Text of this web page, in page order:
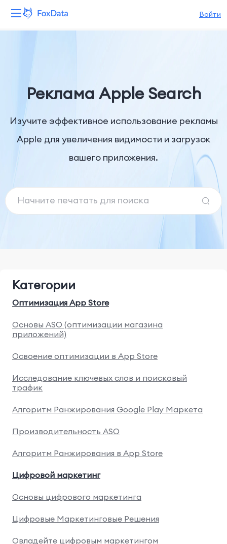
Войти
Решения
Ресурсы
Цены
Реклама Apple Search
Изучите эффективное использование рекламы
Apple для увеличения видимости и загрузок
вашего приложения.
Категории
Оптимизация App Store
Основы ASO (оптимизации магазина
приложений)
Освоение оптимизации в App Store
Исследование ключевых слов и поисковый
трафик
Алгоритм Ранжирования Google Play Маркета
Производительность ASO
Алгоритм Ранжирования в App Store
Цифровой маркетинг
Основы цифрового маркетинга
Цифровые Маркетинговые Решения
Овладейте цифровым маркетингом